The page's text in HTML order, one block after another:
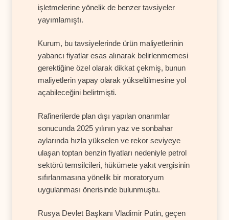
işletmelerine yönelik de benzer tavsiyeler
yayımlamıştı.
Kurum, bu tavsiyelerinde ürün maliyetlerinin
yabancı fiyatlar esas alınarak belirlenmemesi
gerektiğine özel olarak dikkat çekmiş, bunun
maliyetlerin yapay olarak yükseltilmesine yol
açabileceğini belirtmişti.
Rafinerilerde plan dışı yapılan onarımlar
sonucunda 2025 yılının yaz ve sonbahar
aylarında hızla yükselen ve rekor seviyeye
ulaşan toptan benzin fiyatları nedeniyle petrol
sektörü temsilcileri, hükümete yakıt vergisinin
sıfırlanmasına yönelik bir moratoryum
uygulanması önerisinde bulunmuştu.
Rusya Devlet Başkanı Vladimir Putin, geçen